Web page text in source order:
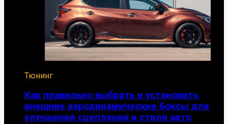
Тюнинг
Как правильно выбрать и установить
внешние аэродинамические боксы для
улучшения сцепления и стиля авто